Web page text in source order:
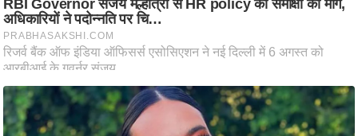
क्षा
ध
र्म
ति
ष